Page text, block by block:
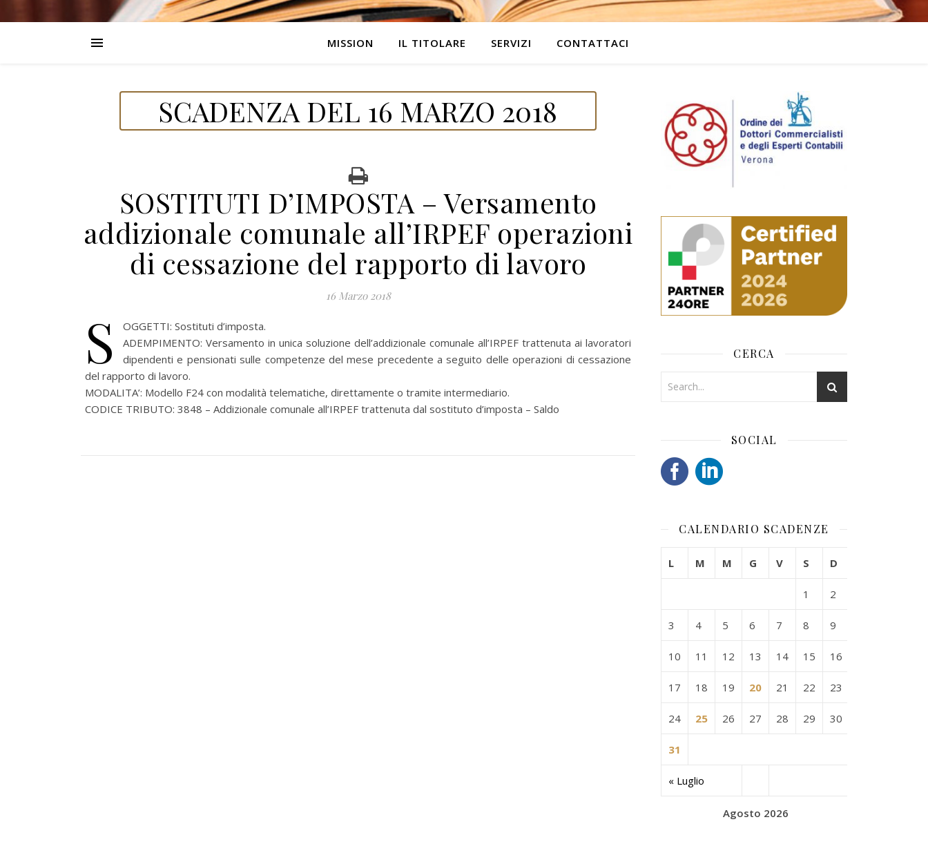
MISSION IL TITOLARE SERVIZI CONTATTACI
SCADENZA DEL 16 MARZO 2018
SOSTITUTI D’IMPOSTA – Versamento
addizionale comunale all’IRPEF operazioni
di cessazione del rapporto di lavoro
16 Marzo 2018
S
OGGETTI: Sostituti d’imposta.
ADEMPIMENTO: Versamento in unica soluzione dell’addizionale comunale all’IRPEF trattenuta ai lavoratori
dipendenti e pensionati sulle competenze del mese precedente a seguito delle operazioni di cessazione
del rapporto di lavoro.
MODALITA’: Modello F24 con modalità telematiche, direttamente o tramite intermediario.
CODICE TRIBUTO: 3848 – Addizionale comunale all’IRPEF trattenuta dal sostituto d’imposta – Saldo
CERCA
SOCIAL
CALENDARIO SCADENZE
Agosto 2026
L M M G V S D
« Luglio
1 2
3 4 5 6 7 8 9
10 11 12 13 14 15 16
17 18 19 20 21 22 23
24 25 26 27 28 29 30
31